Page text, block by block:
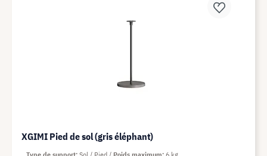
XGIMI Pied de sol (gris éléphant)